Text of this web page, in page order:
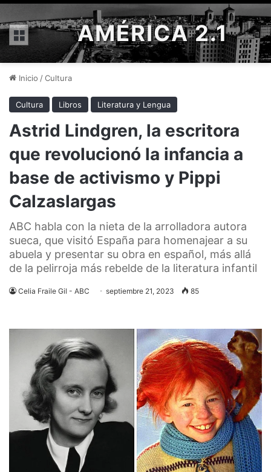
Menú AMÉRICA 2.1
Inicio /Cultura
Cultura Libros Literatura y Lengua
Astrid Lindgren, la escritora
que revolucionó la infancia a
base de activismo y Pippi
Calzaslargas
ABC habla con la nieta de la arrolladora autora
sueca, que visitó España para homenajear a su
abuela y presentar su obra en español, más allá
de la pelirroja más rebelde de la literatura infantil
Celia Fraile Gil - ABC septiembre 21, 2023 85